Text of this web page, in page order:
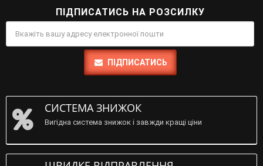
ПІДПИСАТИСЬ НА РОЗСИЛКУ
ПІДПИСАТИСЬ
СИСТЕМА ЗНИЖОК
Вигідна система знижок і завжди кращі ціни